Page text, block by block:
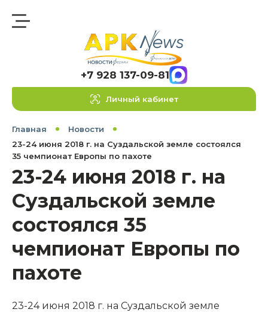
+7 928 137-09-81
Личный кабинет
Главная
Новости
23-24 июня 2018 г. на Суздальской земле состоялся
35 чемпионат Европы по пахоте
23-24 июня 2018 г. на
Суздальской земле
состоялся 35
чемпионат Европы по
пахоте
23-24 июня 2018 г. на Суздальской земле